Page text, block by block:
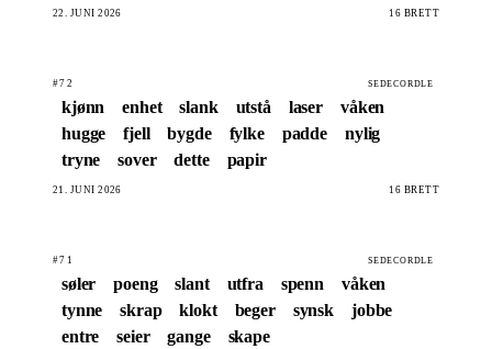
22. JUNI 2026 16 BRETT
#72 SEDECORDLE
kjønn enhet slank utstå laser
våken
hugge
fjell bygde fylke padde
nylig
tryne
sover dette papir
21. JUNI 2026 16 BRETT
#71 SEDECORDLE
søler poeng slant utfra spenn
våken
tynne
skrap klokt beger synsk
jobbe
entre
seier gange skape